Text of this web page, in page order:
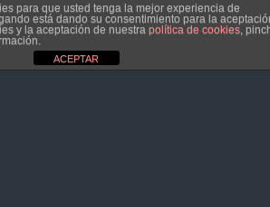
para que usted tenga la mejor experiencia de
está dando su consentimiento para la
y la aceptación de nuestra política de cookies ,
ACEPTAR